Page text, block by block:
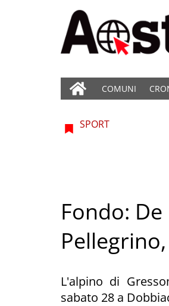
COMUNI
SPORT
Fondo:
L'alpino di
sabato 28 a